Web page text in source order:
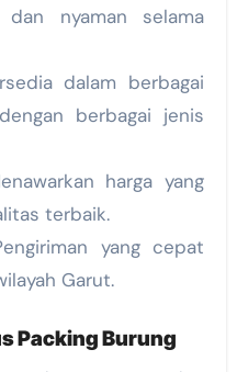
nyaman selama
dalam berbagai
berbagai jenis
harga yang
terbaik.
yang cepat
Garut.
Packing Burung